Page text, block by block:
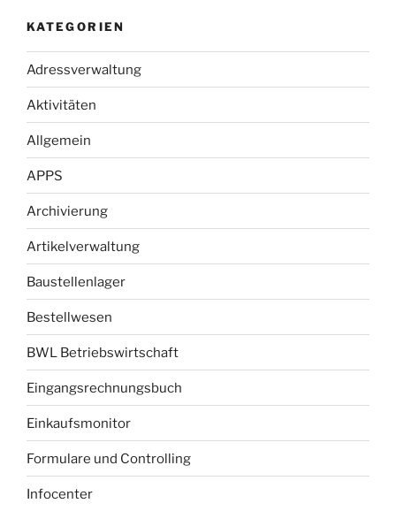
KATEGORIEN
Adressverwaltung
Aktivitäten
Allgemein
APPS
Archivierung
Artikelverwaltung
Baustellenlager
Bestellwesen
BWL Betriebswirtschaft
Eingangsrechnungsbuch
Einkaufsmonitor
Formulare und Controlling
Infocenter